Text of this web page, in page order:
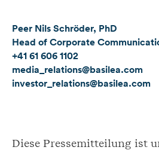
Peer Nils Schröder, PhD
Head of Corporate
+41 61 606 1102
media_relations@basilea.com
investor_relations@basilea.com
Diese Pressemitteilung ist